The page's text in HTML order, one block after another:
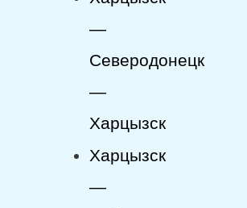
—
Северодонецк
—
Харцызск
Харцызск
—